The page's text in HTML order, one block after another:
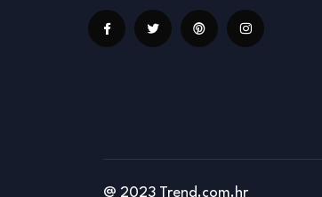
@ 2023 Trend.com.hr